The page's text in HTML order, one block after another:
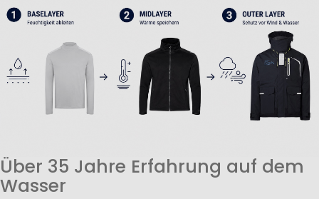
Über 35 Jahre Erfahrung auf dem
Wasser